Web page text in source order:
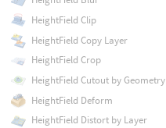
HeightField Clip
HeightField Copy Layer
HeightField Crop
HeightField Cutout by Geometry
HeightField Deform
HeightField Distort by Layer